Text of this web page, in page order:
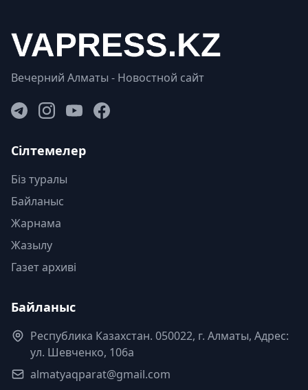
Вечерний Алматы - Новостной сайт
Сілтемелер
Біз туралы
Байланыс
Жарнама
Жазылу
Газет архиві
Байланыс
Республика Казахстан. 050022, г. Алматы, Адрес:
ул. Шевченко, 106а
almatyaqparat@gmail.com